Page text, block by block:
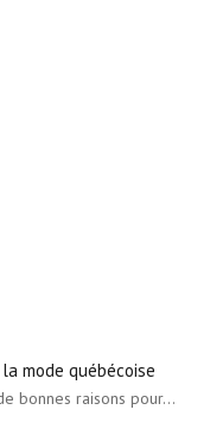
mode québécoise
bonnes raisons pour…